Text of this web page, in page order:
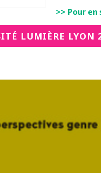
>> Pour en
LUMIÈRE LYON